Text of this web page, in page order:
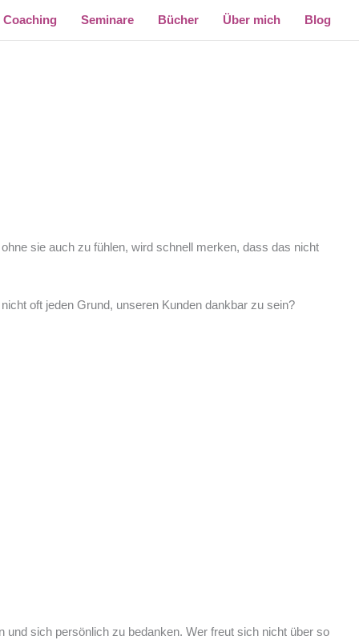
Coaching Seminare Bücher Über mich Blog
sie auch zu fühlen, wird schnell merken, dass das nicht
oft jeden Grund, unseren Kunden dankbar zu sein?
sich persönlich zu bedanken. Wer freut sich nicht über so